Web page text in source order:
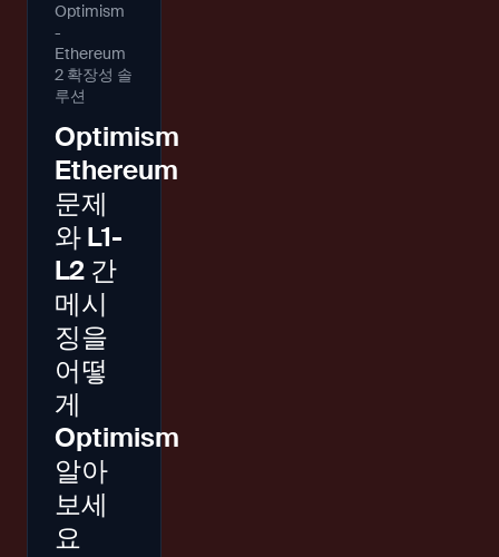
Optimism
-
Ethereum
2 확장성 솔
루션
Optimism
Ethereum
문제
와 L1-
L2 간
메시
징을
어떻
게
Optimism
알아
보세
요